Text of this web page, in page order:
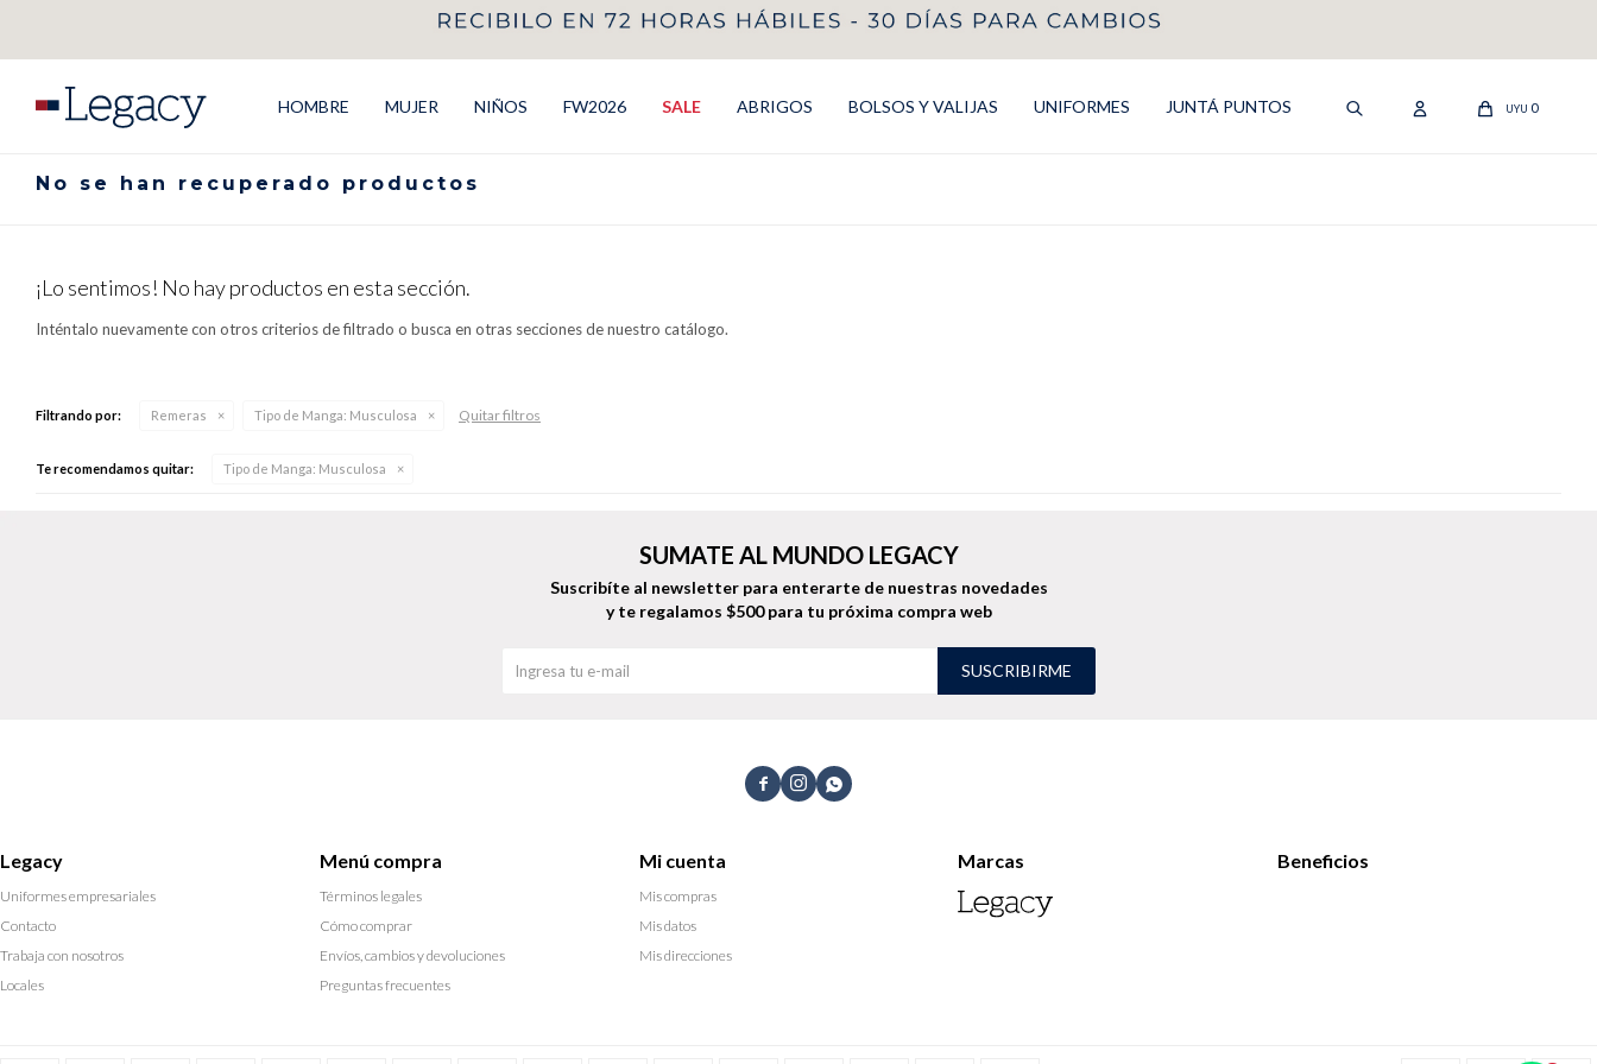
HOMBRE MUJER NIÑOS FW2026 SALE ABRIGOS BOLSOS Y VALIJAS UNIFORMES JUNTÁ PUNTOS UYU 0
No se han recuperado productos
¡Lo sentimos! No hay productos en esta sección.
Inténtalo nuevamente con otros criterios de filtrado o busca en otras secciones de nuestro catálogo.
Filtrando por: Remeras Tipo de Manga: Musculosa Quitar filtros
Te recomendamos quitar: Tipo de Manga: Musculosa
  
Legacy
Uniformes empresariales
Contacto
Trabaja con nosotros
Locales
Menú compra
Términos legales
Cómo comprar
Envíos, cambios y devoluciones
Preguntas frecuentes
Mi cuenta
Mis compras
Mis datos
Mis direcciones
Marcas Beneficios
SUMATE AL MUNDO LEGACY
Suscribíte al newsletter para enterarte de nuestras novedades
y te regalamos $500 para tu próxima compra web
SUSCRIBIRME